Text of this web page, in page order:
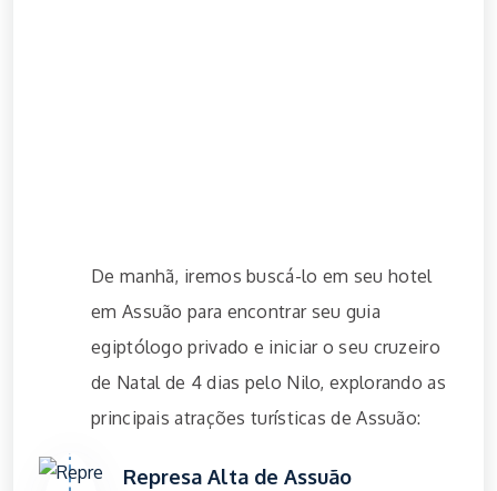
De manhã, iremos buscá-lo em seu hotel
em Assuão para encontrar seu guia
egiptólogo privado e iniciar o seu cruzeiro
de Natal de 4 dias pelo Nilo, explorando as
principais atrações turísticas de Assuão:
Represa Alta de Assuão